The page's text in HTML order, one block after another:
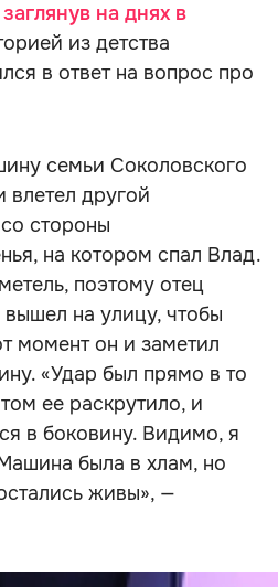
заглянув на днях в
из детства
в ответ на вопрос про
семьи Соколовского
влетел другой
стороны
на котором спал Влад.
поэтому отец
на улицу, чтобы
момент он и заметил
«Удар был прямо в то
ее раскрутило, и
в боковину. Видимо, я
была в хлам, но
живы», —